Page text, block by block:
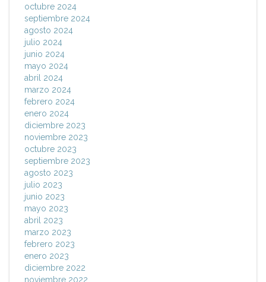
octubre 2024
septiembre 2024
agosto 2024
julio 2024
junio 2024
mayo 2024
abril 2024
marzo 2024
febrero 2024
enero 2024
diciembre 2023
noviembre 2023
octubre 2023
septiembre 2023
agosto 2023
julio 2023
junio 2023
mayo 2023
abril 2023
marzo 2023
febrero 2023
enero 2023
diciembre 2022
noviembre 2022